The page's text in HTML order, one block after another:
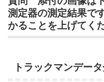
測定器の測定結果で
かることを上げてく
トラックマンデー